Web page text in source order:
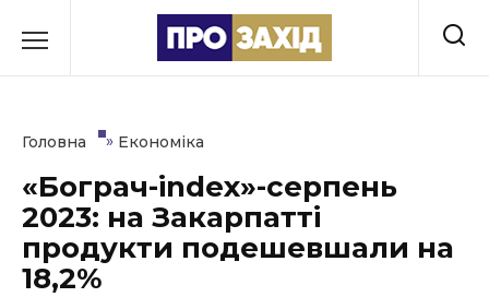
до
Культура
Освіта
Головна » Економіка
«Бограч-index»-серпень
2023: на Закарпатті
продукти подешевшали на
18,2%